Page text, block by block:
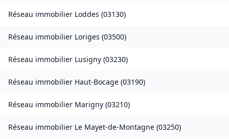
Réseau immobilier Loddes (03130)
Réseau immobilier Loriges (03500)
Réseau immobilier Lusigny (03230)
Réseau immobilier Haut-Bocage (03190)
Réseau immobilier Marigny (03210)
Réseau immobilier Le Mayet-de-Montagne (03250)